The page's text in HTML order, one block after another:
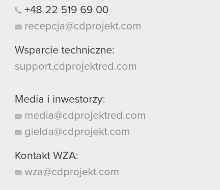
+48 22 519 69 00
recepcja@cdprojekt.com
Wsparcie techniczne:
support.cdprojektred.com
Media i inwestorzy:
media@cdprojektred.com
gielda@cdprojekt.com
Kontakt WZA:
wza@cdprojekt.com